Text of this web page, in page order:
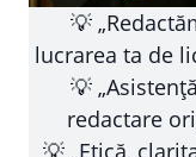
💡
lucrarea ta de
💡
redactare
💡 „Etică,